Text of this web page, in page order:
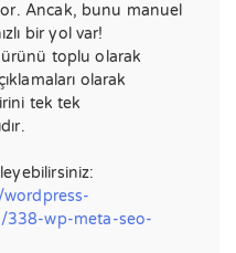
Ancak, bunu manuel
bir yol var!
toplu olarak
olarak
tek tek
338-wp-meta-seo-